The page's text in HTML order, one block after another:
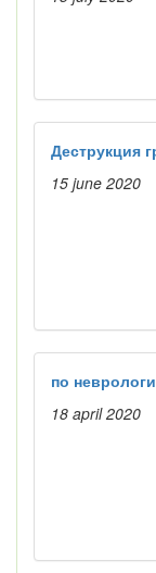
Деструкция
15 june 2020
по
18 april 2020